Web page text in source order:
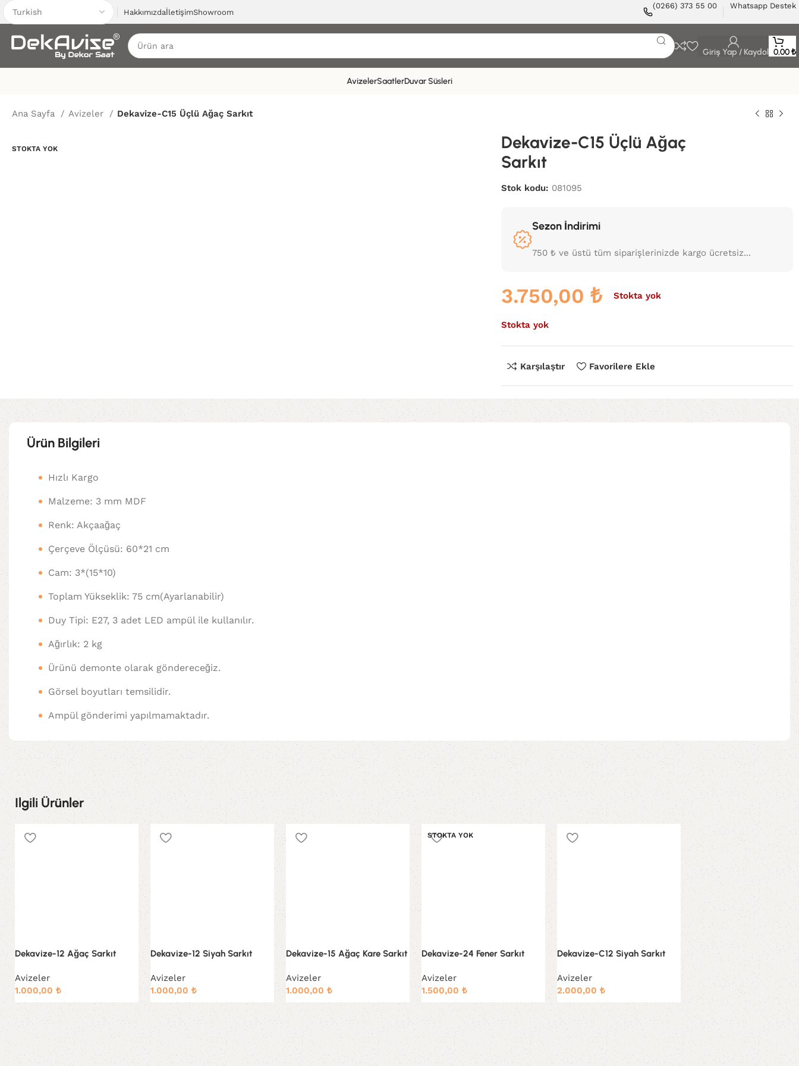
HakkımızdaİletişimShowroom
(0266) 373 55 00 Whatsapp Destek
Giriş Yap / Kaydol 0,00₺
AvizelerSaatlerDuvar Süsleri
Ana Sayfa Avizeler Dekavize-C15 Üçlü Ağaç Sarkıt
STOKTA YOK
Dekavize-C15 Üçlü Ağaç
Sarkıt
Stok kodu: 081095
Sezon İndirimi
750 ₺ ve üstü tüm siparişlerinizde kargo ücretsiz...
3.750,00₺ Stokta yok
Stokta yok
Karşılaştır Favorilere Ekle
Ürün Bilgileri
Hızlı Kargo
Malzeme: 3 mm MDF
Renk: Akçaağaç
Çerçeve Ölçüsü: 60*21 cm
Cam: 3*(15*10)
Toplam Yükseklik: 75 cm(Ayarlanabilir)
Duy Tipi: E27, 3 adet LED ampül ile kullanılır.
Ağırlık: 2 kg
Ürünü demonte olarak göndereceğiz.
Görsel boyutları temsilidir.
Ampül gönderimi yapılmamaktadır.
Ilgili Ürünler
Dekavize-12 Ağaç Sarkıt
Avizeler
1.000,00 ₺
Dekavize-12 Siyah Sarkıt
Avizeler
1.000,00 ₺
Dekavize-15 Ağaç Kare Sarkıt
Avizeler
1.000,00 ₺
STOKTA YOK
Dekavize-24 Fener Sarkıt
Avizeler
1.500,00 ₺
Dekavize-C12 Siyah Sarkıt
Avizeler
2.000,00 ₺
STOKTA YOK
Dekavize-C15 İkili Ağaç
Sarkıt
Avizeler
3.500,00 ₺